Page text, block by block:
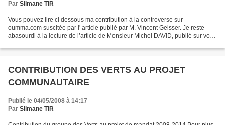
Par Slimane TIR
Vous pouvez lire ci dessous ma contribution à la controverse sur
oumma.com suscitée par l' article publié par M. Vincent Geisser. Je reste
abasourdi à la lecture de l’article de Monsieur Michel DAVID, publié sur votre
CONTRIBUTION DES VERTS AU PROJET
COMMUNAUTAIRE
Publié le 04/05/2008 à 14:17
Par Slimane TIR